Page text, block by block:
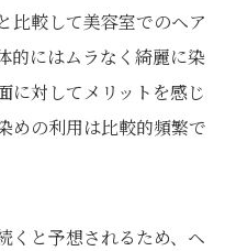
比較して美容室でのヘア
的にはムラなく綺麗に染
に対してメリットを感じ
めの利用は比較的頻繁で
くと予想されるため、ヘ